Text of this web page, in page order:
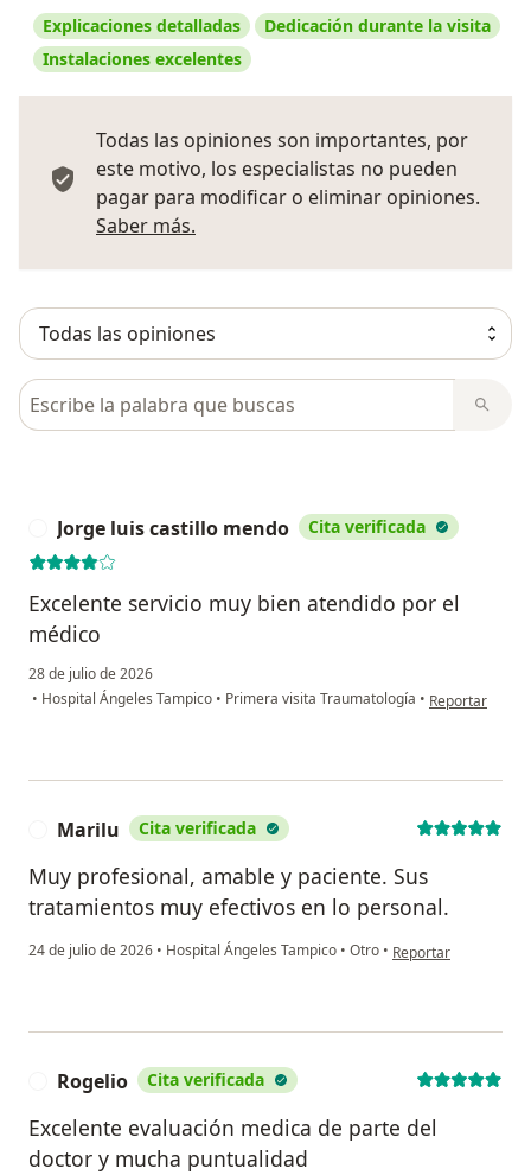
Explicaciones detalladas
Dedicación durante la visita
Instalaciones excelentes
Todas las opiniones son importantes, por
este motivo, los especialistas no pueden
pagar para modificar o eliminar opiniones.
Saber más.
Busca en opiniones
Jorge luis castillo mendo Cita verificada
Excelente servicio muy bien atendido por el
médico
28 de julio de 2026
• Hospital Ángeles Tampico • Primera visita Traumatología • en opinión del
Reportar
Marilu Cita verificada
Muy profesional, amable y paciente. Sus
tratamientos muy efectivos en lo personal.
24 de julio de 2026 • Hospital Ángeles Tampico • Otro • en opinión del
Reportar
Rogelio Cita verificada
Excelente evaluación medica de parte del
doctor y mucha puntualidad